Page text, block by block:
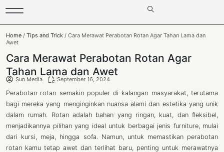
Home / Tips and Trick / Cara Merawat Perabotan Rotan Agar Tahan Lama dan
Awet
Cara Merawat Perabotan Rotan Agar
Tahan Lama dan Awet
Sun Media September 16, 2024
Perabotan rotan semakin populer di kalangan masyarakat, terutama
bagi mereka yang menginginkan nuansa alami dan estetika yang unik
dalam rumah. Rotan adalah bahan yang ringan, kuat, dan fleksibel,
menjadikannya pilihan yang ideal untuk berbagai jenis furniture, mulai
dari kursi, meja, hingga sofa. Namun, untuk memastikan perabotan
rotan kamu tetap awet dan terlihat baru, penting untuk merawatnya